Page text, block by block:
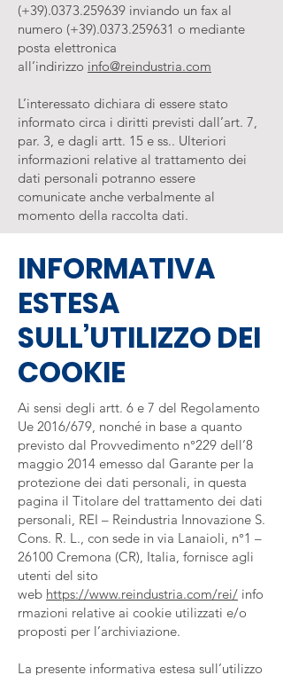
(+39).0373.259639 inviando un fax al
numero (+39).0373.259631 o mediante
posta elettronica
all’indirizzo info@reindustria.com
L’interessato dichiara di essere stato
informato circa i diritti previsti dall’art. 7,
par. 3, e dagli artt. 15 e ss.. Ulteriori
informazioni relative al trattamento dei
dati personali potranno essere
comunicate anche verbalmente al
momento della raccolta dati.
INFORMATIVA
ESTESA
SULL’UTILIZZO DEI
COOKIE
Ai sensi degli artt. 6 e 7 del Regolamento
Ue 2016/679, nonché in base a quanto
previsto dal Provvedimento n°229 dell’8
maggio 2014 emesso dal Garante per la
protezione dei dati personali, in questa
pagina il Titolare del trattamento dei dati
personali, REI – Reindustria Innovazione S.
Cons. R. L., con sede in via Lanaioli, n°1 –
26100 Cremona (CR), Italia, fornisce agli
utenti del sito
web https://www.reindustria.com/rei/ info
rmazioni relative ai cookie utilizzati e/o
proposti per l’archiviazione.
La presente informativa estesa sull’utilizzo